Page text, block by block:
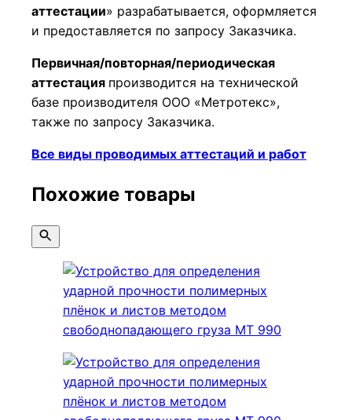
аттестации» разрабатывается, оформляется
и предоставляется по запросу Заказчика.
Первичная/повторная/периодическая
аттестация производится на технической
базе производителя ООО «Метротекс»,
также по запросу Заказчика.
Все виды проводимых аттестаций и работ
Похожие товары